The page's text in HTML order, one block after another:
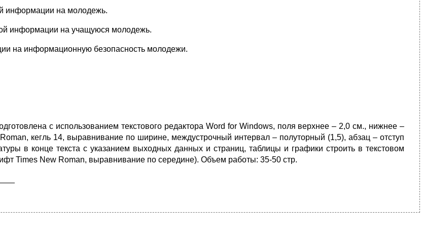
информации на молодежь.
информации на учащуюся молодежь.
на информационную безопасность молодежи.
с использованием текстового редактора Word for Windows, поля верхнее – 2,0 см., нижнее –
кегль 14, выравнивание по ширине, междустрочный интервал – полуторный (1,5), абзац – отступ
в конце текста с указанием выходных данных и страниц, таблицы и графики строить в текстовом
Times New Roman, выравнивание по середине). Объем работы: 35-50 стр.